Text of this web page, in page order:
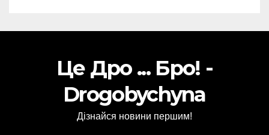
Це Дро ... Бро! -
Drogobychyna
Дізнайся новини першим!